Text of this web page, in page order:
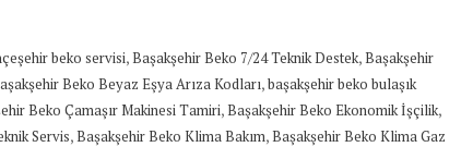
beko servisi,Başakşehir Beko 7/24 Teknik Destek,Başakşehir
Beko Beyaz Eşya Arıza Kodları,başakşehir beko bulaşık
Beko Çamaşır Makinesi Tamiri,Başakşehir Beko Ekonomik İşçilik,
Servis,Başakşehir Beko Klima Bakım,Başakşehir Beko Klima Gaz